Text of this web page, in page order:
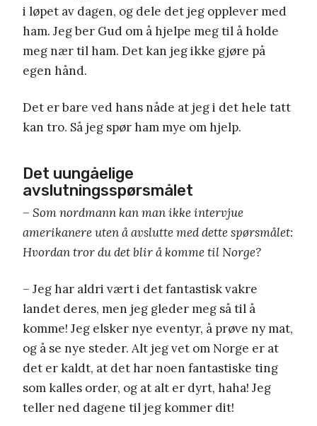
i løpet av dagen, og dele det jeg opplever med
ham. Jeg ber Gud om å hjelpe meg til å holde
meg nær til ham. Det kan jeg ikke gjøre på
egen hånd.
Det er bare ved hans nåde at jeg i det hele tatt
kan tro. Så jeg spør ham mye om hjelp.
Det uungåelige
avslutningsspørsmålet
– Som nordmann kan man ikke intervjue
amerikanere uten å avslutte med dette spørsmålet:
Hvordan tror du det blir å komme til Norge?
– Jeg har aldri vært i det fantastisk vakre
landet deres, men jeg gleder meg så til å
komme! Jeg elsker nye eventyr, å prøve ny mat,
og å se nye steder. Alt jeg vet om Norge er at
det er kaldt, at det har noen fantastiske ting
som kalles order, og at alt er dyrt, haha! Jeg
teller ned dagene til jeg kommer dit!